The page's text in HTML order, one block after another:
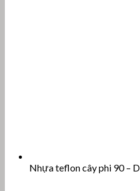
Nhựa teflon cây phi 90 –